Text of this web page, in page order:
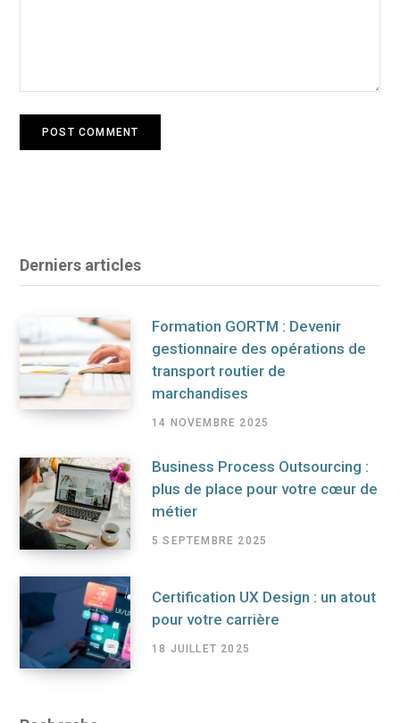
Derniers articles
Formation GORTM : Devenir
gestionnaire des opérations de
transport routier de
marchandises
14 NOVEMBRE 2025
Business Process Outsourcing :
plus de place pour votre cœur de
métier
5 SEPTEMBRE 2025
Certification UX Design : un atout
pour votre carrière
18 JUILLET 2025